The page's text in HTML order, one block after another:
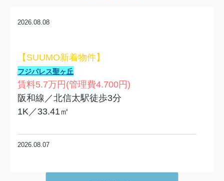
2026.08.08
【SUUMO新着物件】
フジパレス聖ヶ丘
賃料5.7万円(管理費4.700円)
阪和線／北信太駅徒歩3分
1K／33.41㎡
2026.08.07